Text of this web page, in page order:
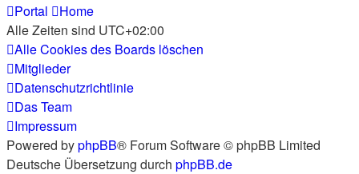
Portal
Home
Alle Zeiten sind UTC+02:00
Alle Cookies des Boards löschen
Mitglieder
Datenschutzrichtlinie
Das Team
Impressum
Powered byphpBB® Forum Software © phpBB Limited
Deutsche Übersetzung durch phpBB.de